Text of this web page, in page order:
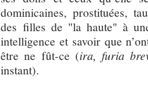
dominicaines, prostituées,
des filles de "la haute" à
intelligence et savoir que
être ne fût-ce (ira, furia
instant).